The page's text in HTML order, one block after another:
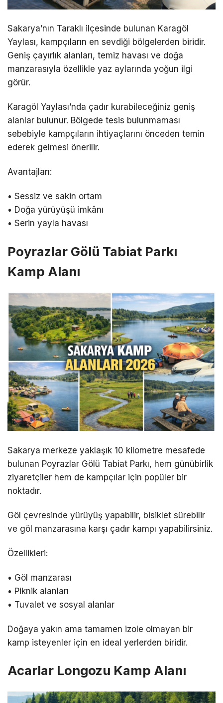
Sakarya’nın Taraklı ilçesinde bulunan Karagöl
Yaylası, kampçıların en sevdiği bölgelerden biridir.
Geniş çayırlık alanları, temiz havası ve doğa
manzarasıyla özellikle yaz aylarında yoğun ilgi
görür.
Karagöl Yaylası’nda çadır kurabileceğiniz geniş
alanlar bulunur. Bölgede tesis bulunmaması
sebebiyle kampçıların ihtiyaçlarını önceden temin
ederek gelmesi önerilir.
Avantajları:
• Sessiz ve sakin ortam
• Doğa yürüyüşü imkânı
• Serin yayla havası
Poyrazlar Gölü Tabiat Parkı
Kamp Alanı
Sakarya merkeze yaklaşık 10 kilometre mesafede
bulunan Poyrazlar Gölü Tabiat Parkı, hem günübirlik
ziyaretçiler hem de kampçılar için popüler bir
noktadır.
Göl çevresinde yürüyüş yapabilir, bisiklet sürebilir
ve göl manzarasına karşı çadır kampı yapabilirsiniz.
Özellikleri:
• Göl manzarası
• Piknik alanları
• Tuvalet ve sosyal alanlar
Doğaya yakın ama tamamen izole olmayan bir
kamp isteyenler için en ideal yerlerden biridir.
Acarlar Longozu Kamp Alanı